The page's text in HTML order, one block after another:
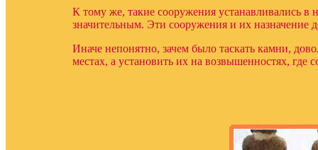
К тому же, такие сооружения устанавливались в
значительным. Эти сооружения и их назначение
Иначе непонятно, зачем было таскать камни,
местах, а установить их на возвышенностях, где